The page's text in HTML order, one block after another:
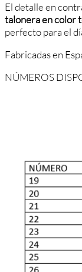
El detalle en
talonera en color
perfecto para el
Fabricadas en
NÚMEROS